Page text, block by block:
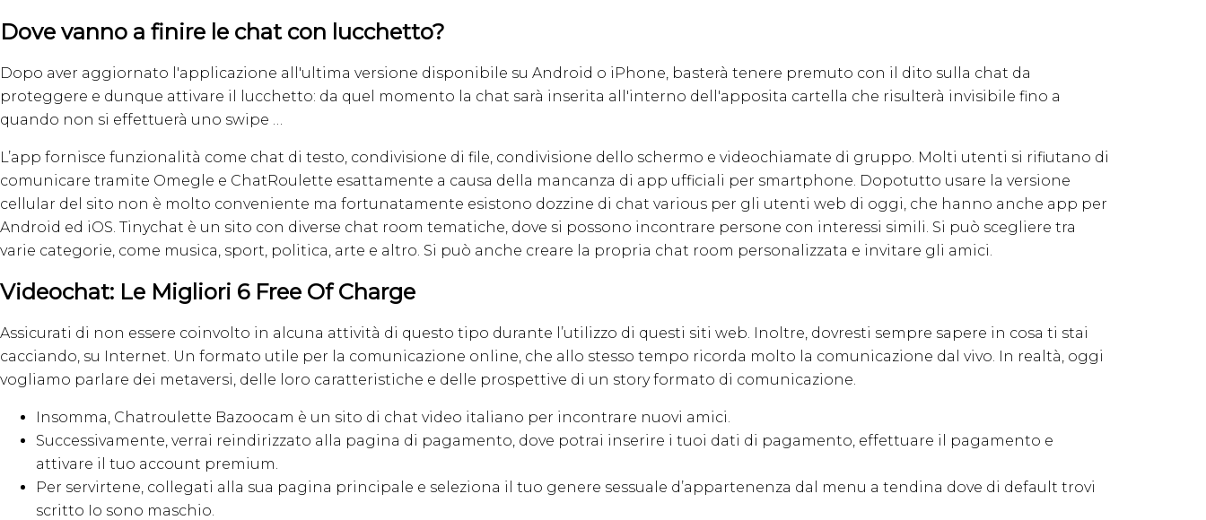
Dove vanno a finire le chat con lucchetto?
Dopo aver aggiornato l'applicazione all'ultima versione disponibile su Android o iPhone, basterà tenere premuto con il dito sulla chat da
proteggere e dunque attivare il lucchetto: da quel momento la chat sarà inserita all'interno dell'apposita cartella che risulterà invisibile fino a
quando non si effettuerà uno swipe …
L’app fornisce funzionalità come chat di testo, condivisione di file, condivisione dello schermo e videochiamate di gruppo. Molti utenti si rifiutano di
comunicare tramite Omegle e ChatRoulette esattamente a causa della mancanza di app ufficiali per smartphone. Dopotutto usare la versione
cellular del sito non è molto conveniente ma fortunatamente esistono dozzine di chat various per gli utenti web di oggi, che hanno anche app per
Android ed iOS. Tinychat è un sito con diverse chat room tematiche, dove si possono incontrare persone con interessi simili. Si può scegliere tra
varie categorie, come musica, sport, politica, arte e altro. Si può anche creare la propria chat room personalizzata e invitare gli amici.
Videochat: Le Migliori 6 Free Of Charge
Assicurati di non essere coinvolto in alcuna attività di questo tipo durante l’utilizzo di questi siti web. Inoltre, dovresti sempre sapere in cosa ti stai
cacciando, su Internet. Un formato utile per la comunicazione online, che allo stesso tempo ricorda molto la comunicazione dal vivo. In realtà, oggi
vogliamo parlare dei metaversi, delle loro caratteristiche e delle prospettive di un story formato di comunicazione.
Insomma, Chatroulette Bazoocam è un sito di chat video italiano per incontrare nuovi amici.
Successivamente, verrai reindirizzato alla pagina di pagamento, dove potrai inserire i tuoi dati di pagamento, effettuare il pagamento e
attivare il tuo account premium.
Per servirtene, collegati alla sua pagina principale e seleziona il tuo genere sessuale d’appartenenza dal menu a tendina dove di default trovi
scritto Io sono maschio.